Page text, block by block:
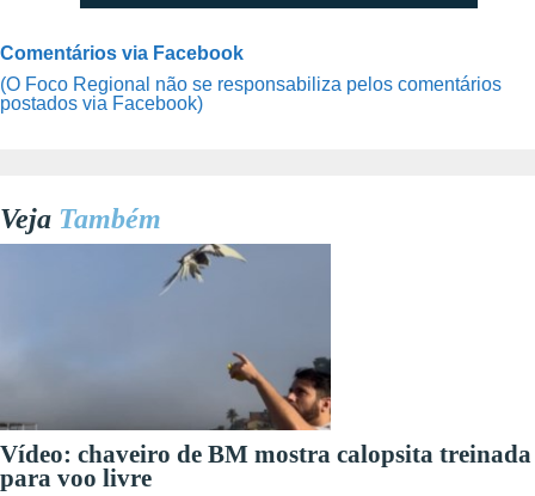
Comentários via Facebook
(O Foco Regional não se responsabiliza pelos comentários
postados via Facebook)
Veja Também
Vídeo: chaveiro de BM mostra calopsita treinada
para voo livre